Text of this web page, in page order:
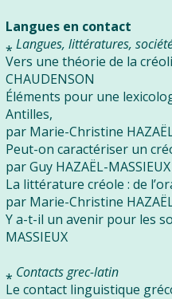
Langues en contact
⁎Langues, littératures,
Vers une théorie de la
CHAUDENSON
Éléments pour une
Antilles,
par Marie-Christine
Peut-on caractériser un
par Guy HAZAËL-MASSIEUX
La littérature créole : de
par Marie-Christine
Y a-t-il un avenir pour les
MASSIEUX
⁎ Contacts grec-latin
Le contact linguistique